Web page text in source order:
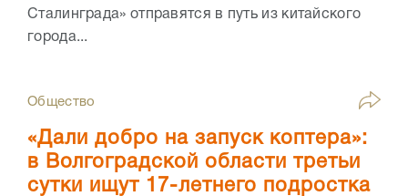
Сталинграда» отправятся в путь из китайского
города...
Общество
«Дали добро на запуск коптера»:
в Волгоградской области третьи
сутки ищут 17-летнего подростка